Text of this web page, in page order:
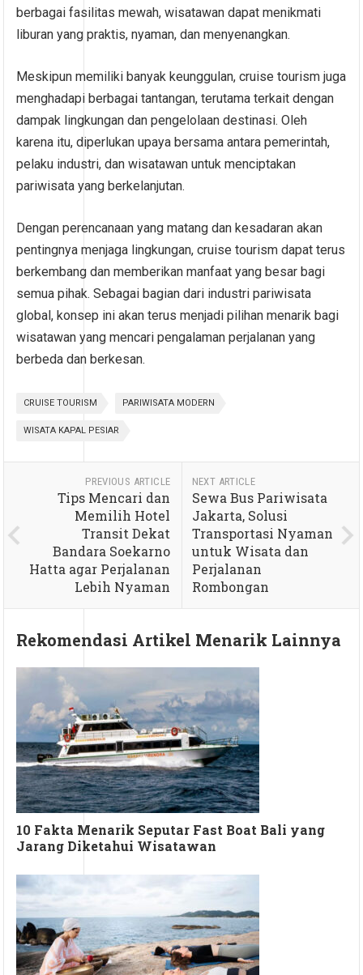
berbagai fasilitas mewah, wisatawan dapat menikmati
liburan yang praktis, nyaman, dan menyenangkan.
Meskipun memiliki banyak keunggulan, cruise tourism juga
menghadapi berbagai tantangan, terutama terkait dengan
dampak lingkungan dan pengelolaan destinasi. Oleh
karena itu, diperlukan upaya bersama antara pemerintah,
pelaku industri, dan wisatawan untuk menciptakan
pariwisata yang berkelanjutan.
Dengan perencanaan yang matang dan kesadaran akan
pentingnya menjaga lingkungan, cruise tourism dapat terus
berkembang dan memberikan manfaat yang besar bagi
semua pihak. Sebagai bagian dari industri pariwisata
global, konsep ini akan terus menjadi pilihan menarik bagi
wisatawan yang mencari pengalaman perjalanan yang
berbeda dan berkesan.
CRUISE TOURISM PARIWISATA MODERN
WISATA KAPAL PESIAR
PREVIOUS ARTICLE
Tips Mencari dan
Memilih Hotel
Transit Dekat
Bandara Soekarno
Hatta agar Perjalanan
Lebih Nyaman
NEXT ARTICLE
Sewa Bus Pariwisata
Jakarta, Solusi
Transportasi Nyaman
untuk Wisata dan
Perjalanan
Rombongan
Rekomendasi Artikel Menarik Lainnya
10 Fakta Menarik Seputar Fast Boat Bali yang
Jarang Diketahui Wisatawan